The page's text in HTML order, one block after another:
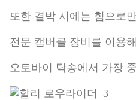
또한 결박 시에는 힘으로
전문 캠버클 장비를 이용
오토바이 탁송에서 가장